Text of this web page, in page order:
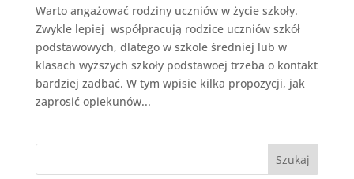
Warto angażować rodziny uczniów w życie szkoły.
Zwykle lepiej współpracują rodzice uczniów szkół
podstawowych, dlatego w szkole średniej lub w
klasach wyższych szkoły podstawoej trzeba o kontakt
bardziej zadbać. W tym wpisie kilka propozycji, jak
zaprosić opiekunów...
Szukaj